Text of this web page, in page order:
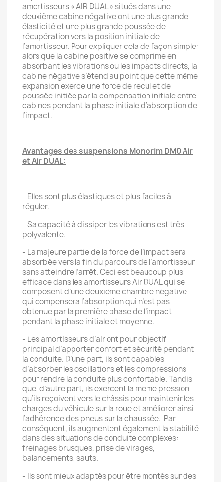
amortisseurs « AIR DUAL » situés dans une
deuxième cabine négative ont une plus grande
élasticité et une plus grande poussée de
récupération vers la position initiale de
l’amortisseur. Pour expliquer cela de façon simple:
alors que la cabine positive se comprime en
absorbant les vibrations ou les impacts directs, la
cabine négative s’étend au point que cette même
expansion exerce une force de recul et de
poussée initiée par la compensation initiale entre
cabines pendant la phase initiale d’absorption de
l’impact.
Avantages des suspensions Monorim DM0 Air
et Air DUAL:
- Elles sont plus élastiques et plus faciles à
réguler.
- Sa capacité à dissiper les vibrations est très
polyvalente.
- La majeure partie de la force de l’impact sera
absorbée vers la fin du parcours de l’amortisseur
sans atteindre l’arrêt. Ceci est beaucoup plus
efficace dans les amortisseurs Air DUAL qui se
composent d’une deuxième chambre négative
qui compensera l’absorption qui n’est pas
obtenue par la première phase de l’impact
pendant la phase initiale et moyenne.
- Les amortisseurs d’air ont pour objectif
principal d’apporter confort et sécurité pendant
la conduite. D’une part, ils sont capables
d’absorber les oscillations et les compressions
pour rendre la conduite plus confortable. Tandis
que, d’autre part, ils exercent la même pression
qu’ils reçoivent vers le châssis pour maintenir les
charges du véhicule sur la roue et améliorer ainsi
l’adhérence des pneus sur la chaussée. Par
conséquent, ils augmentent également la stabilité
dans des situations de conduite complexes:
freinages brusques, prise de virages,
balancements, sauts.
- Ils sont mieux adaptés pour être montés sur des